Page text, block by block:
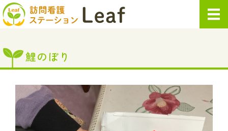
訪問看護ス
サービス内容
ご利用案内
会社概要
鯉のぼり